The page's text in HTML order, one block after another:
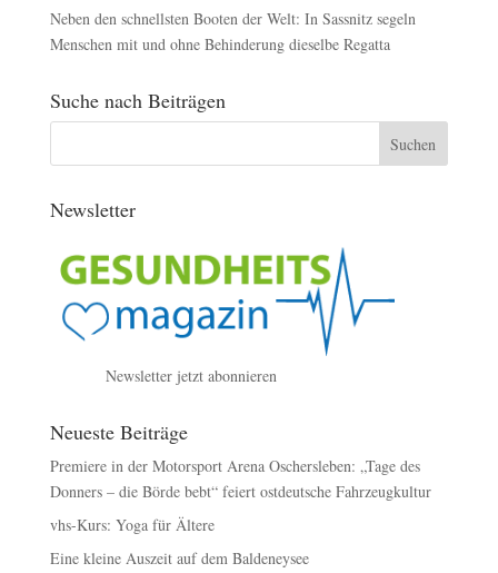
Neben den schnellsten Booten der Welt: In Sassnitz segeln
Menschen mit und ohne Behinderung dieselbe Regatta
Suche nach Beiträgen
Newsletter
Newsletter jetzt abonnieren
Neueste Beiträge
Premiere in der Motorsport Arena Oschersleben: „Tage des
Donners – die Börde bebt“ feiert ostdeutsche Fahrzeugkultur
vhs-Kurs: Yoga für Ältere
Eine kleine Auszeit auf dem Baldeneysee